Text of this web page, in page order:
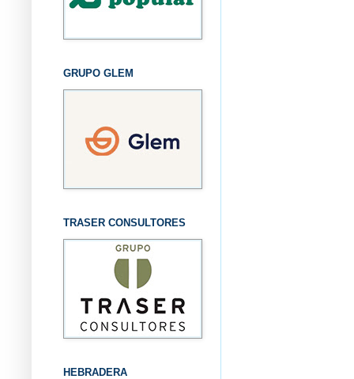
GRUPO GLEM
TRASER CONSULTORES
HEBRADERA